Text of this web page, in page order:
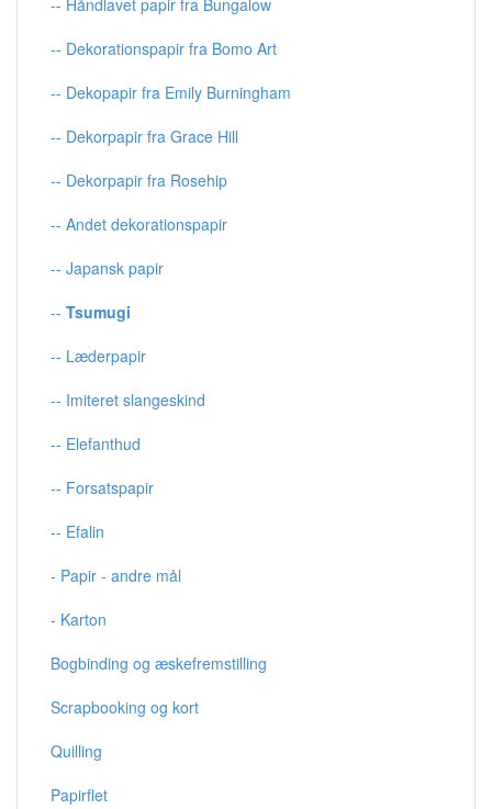
-- Håndlavet papir fra Bungalow
-- Dekorationspapir fra Bomo Art
-- Dekopapir fra Emily Burningham
-- Dekorpapir fra Grace Hill
-- Dekorpapir fra Rosehip
-- Andet dekorationspapir
-- Japansk papir
-- Tsumugi
-- Læderpapir
-- Imiteret slangeskind
-- Elefanthud
-- Forsatspapir
-- Efalin
- Papir - andre mål
- Karton
Bogbinding og æskefremstilling
Scrapbooking og kort
Quilling
Papirflet